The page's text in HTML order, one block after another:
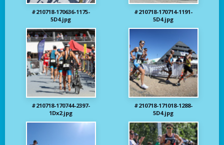
#210718-170636-1175-
5D4.jpg
#210718-170714-1191-
5D4.jpg
#210718-170744-2397-
1Dx2.jpg
#210718-171018-1288-
5D4.jpg